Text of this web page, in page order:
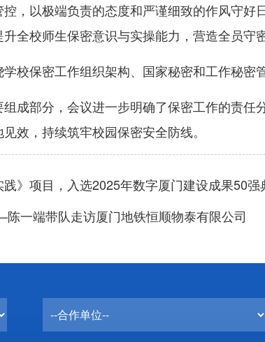
，以极端负责的态度和严谨细致的作风守
全校师生保密意识与实操能力，营造全员守
校保密工作组织架构、国家秘密和工作秘密
成部分，会议进一步明确了保密工作的责
效，持续筑牢校园保密安全防线。
》项目，入选2025年数字厦门建设成果50强
一端带队走访厦门地铁恒顺物泰有限公司